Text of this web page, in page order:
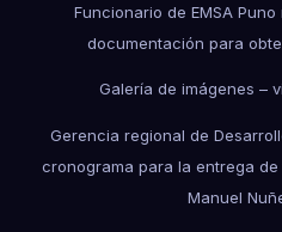
Funcionario de EMSA
documentación para
Galería de imágenes –
Gerencia regional de
cronograma para la entrega
Manuel